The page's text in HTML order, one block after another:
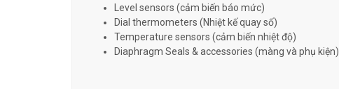
Level sensors (cảm biến báo mức)
Dial thermometers (Nhiệt kế quay số)
Temperature sensors (cảm biến nhiệt độ)
Diaphragm Seals & accessories (màng và phụ kiện)